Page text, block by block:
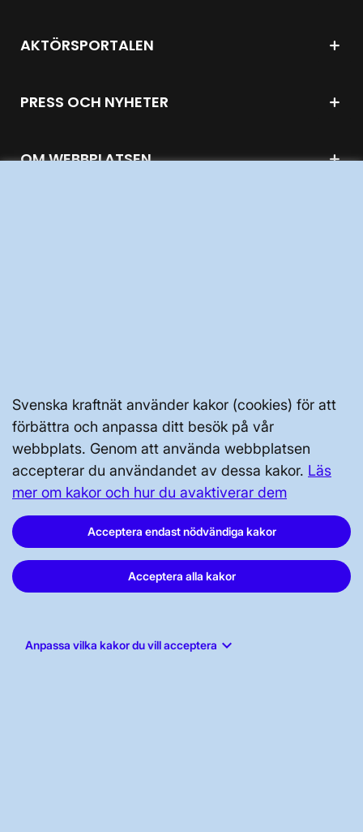
Svenska kraftnät använder kakor (cookies) för att
förbättra och anpassa ditt besök på vår
webbplats. Genom att använda webbplatsen
accepterar du användandet av dessa kakor. Läs
mer om kakor och hur du avaktiverar dem
Acceptera endast nödvändiga kakor
Acceptera alla kakor
Anpassa vilka kakor du vill acceptera keyboard_arrow_down
AKTÖRSPORTALEN
PRESS OCH NYHETER
OM WEBBPLATSEN
Svenska kraftnät, Box 1200, 172 24
Sundbyberg
E-post:registrator@svk.se
Vår dataskyddspolicy
Tillgänglighetsredogörelse